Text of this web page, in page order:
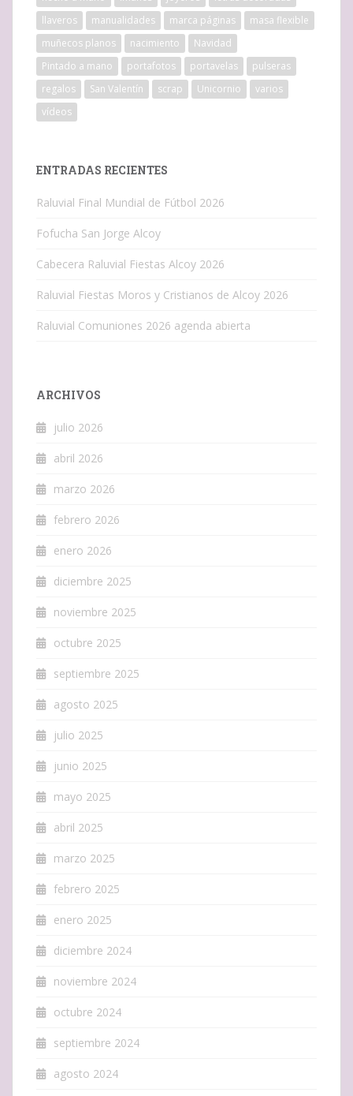
llaveros
manualidades marca páginas
masa flexible
muñecos planos
nacimiento
Navidad
Pintado a mano
portafotos portavelas
pulseras
regalos
San Valentín scrap Unicornio
varios
vídeos
ENTRADAS RECIENTES
Raluvial Final Mundial de Fútbol 2026
Fofucha San Jorge Alcoy
Cabecera Raluvial Fiestas Alcoy 2026
Raluvial Fiestas Moros y Cristianos de Alcoy 2026
Raluvial Comuniones 2026 agenda abierta
ARCHIVOS
julio 2026
abril 2026
marzo 2026
febrero 2026
enero 2026
diciembre 2025
noviembre 2025
octubre 2025
septiembre 2025
agosto 2025
julio 2025
junio 2025
mayo 2025
abril 2025
marzo 2025
febrero 2025
enero 2025
diciembre 2024
noviembre 2024
octubre 2024
septiembre 2024
agosto 2024